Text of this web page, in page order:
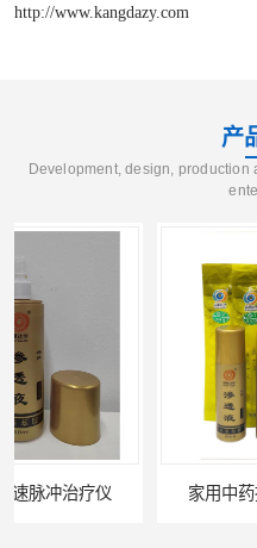
http://www.kangdazy.com
产
Development, design, production
家用中药提速治疗仪报价